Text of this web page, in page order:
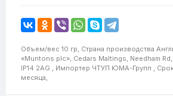
Объем/вес 10 гр, Страна производства
«Muntons plc», Cedars Maltings, Needham
IP14 2AG , Импортер ЧТУП ЮМА-Групп ,
месяца,